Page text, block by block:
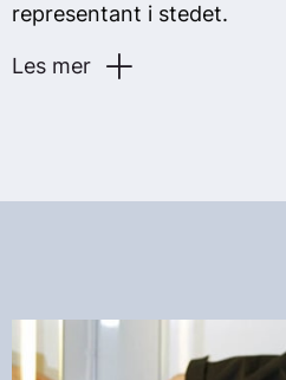
representant i stedet.
Les mer
Har du nytt hus, eller
arbeider? Ha